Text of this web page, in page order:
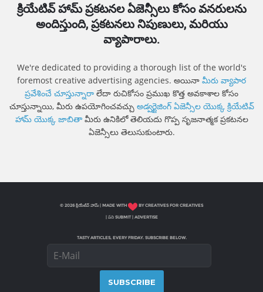
క్రియేటివ్ హామ్ ప్రకటనల ఏజెన్సీలు కోసం వనరులను
అందిస్తుంది, ప్రకటనలు నిపుణులు, మరియు
వ్యాపారాలు.
We're dedicated to providing a thorough list of the world's
foremost creative advertising agencies. అయినా మీరు వ్యాపార
ప్రవేశించే చూస్తున్నారా లేదా రుచికోసం ప్రముఖ కొత్త అవకాశాల కోసం
చూస్తున్నాయి, మీరు ఉపయోగించవచ్చు అడ్వర్టైజింగ్ ఏజెన్సీల యొక్క క్రియేటివ్
హామ్ యొక్క జాబితామీరు ఉనికిలో తెలియదు గొప్ప సృజనాత్మక ప్రకటనల
ఏజెన్సీలు తెలుసుకుంటారు.
© 2026 క్రియేటివ్ హామ్ | MADE WITH BY CREATIVES FOR CREATIVES
పని SUBMIT| ADVERTISE
TASTY ARTICLES, EVERY FRIDAY. SUBSCRIBE BELOW.